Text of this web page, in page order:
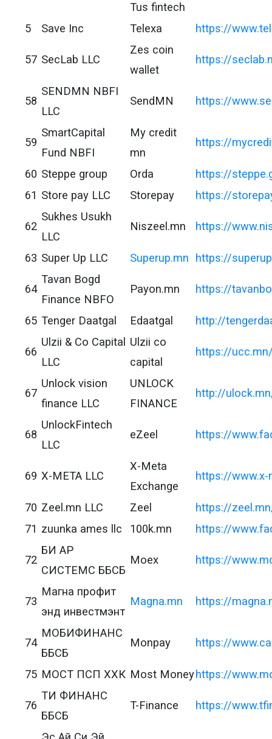
Tus fintech
5
Save Inc Telexa https://
57 SecLab LLC
Zes coin
wallet
https://
58
SENDMN NBFI
LLC
SendMN https://
59
SmartCapital
Fund NBFI
My credit
mn
https://
60 Steppe group Orda
https://
61 Store pay LLC Storepay https://
62
Sukhes Usukh
LLC
Niszeel.mn https://
63 Super Up LLC Superup.mn https://
64
Tavan Bogd
Finance NBFO
Payon.mn https://
65 Tenger Daatgal Edaatgal http://
66
Ulzii & Co Capital
LLC
Ulzii co
capital
https://
67
Unlock vision
finance LLC
UNLOCK
FINANCE
http://
68
UnlockFintech
LLC
eZeel https://
69 X-META LLC
X-Meta
Exchange
https://
70 Zeel.mn LLC Zeel
https://
71 zuunka ames llc 100k.mn https://
72
БИ АР
СИСТЕМС ББСБ
Moex https://
73
Магна профит
энд инвестмэнт
Magna.mn https://
74
МОБИФИНАНС
ББСБ
Monpay https://
75 МОСТ ПСП ХХК Most Moneyhttps://
76
ТИ ФИНАНС
ББСБ
T-Finance https://